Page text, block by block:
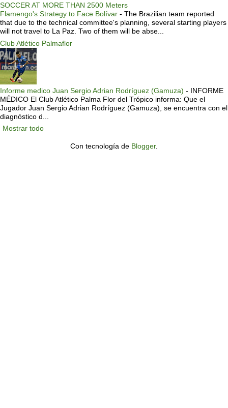
SOCCER AT MORE THAN 2500 Meters
Flamengo's Strategy to Face Bolívar - The Brazilian team reported
that due to the technical committee's planning, several starting players
will not travel to La Paz. Two of them will be abse...
Club Atlético Palmaflor
Informe medico Juan Sergio Adrian Rodríguez (Gamuza) - INFORME
MÉDICO El Club Atlético Palma Flor del Trópico informa: Que el
Jugador Juan Sergio Adrian Rodríguez (Gamuza), se encuentra con el
diagnóstico d...
Mostrar todo
Con tecnología de Blogger.